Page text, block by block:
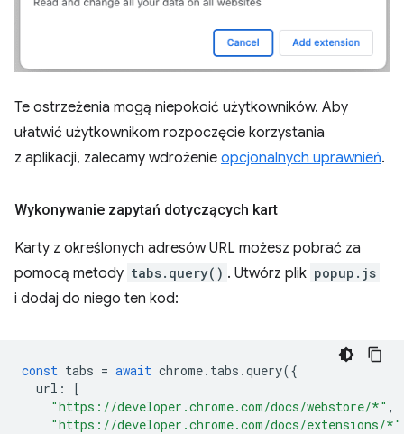
Te ostrzeżenia mogą niepokoić użytkowników. Aby
ułatwić użytkownikom rozpoczęcie korzystania
z aplikacji, zalecamy wdrożenie opcjonalnych uprawnień.
Wykonywanie zapytań dotyczących kart
Karty z określonych adresów URL możesz pobrać za
pomocą metody tabs.query() . Utwórz plik popup.js
i dodaj do niego ten kod:
const tabs = await chrome. tabs .query({
url :
[
"https://developer.chrome.com/docs/webstore/*" ,
"https://developer.chrome.com/docs/extensions/*"